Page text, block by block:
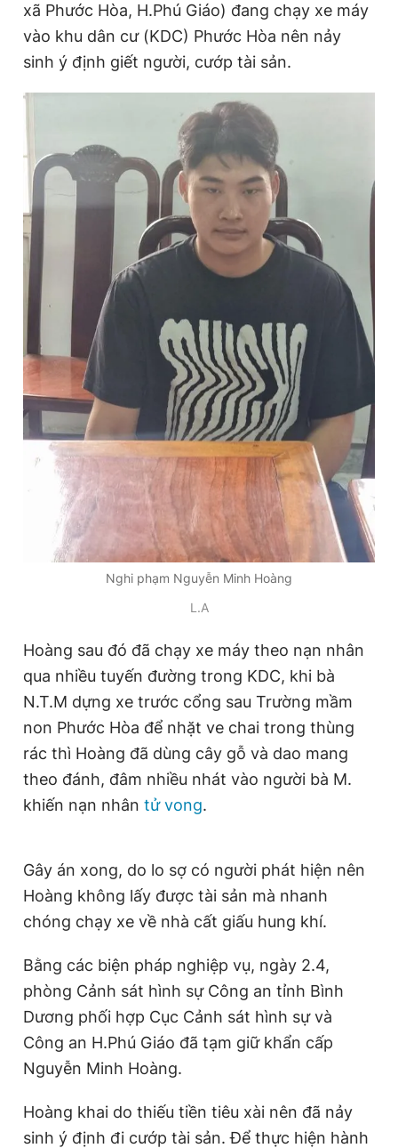
0906 645 777
Liên hệ quảng cáo
0908 780 404
Quảng cáo RSS Tòa soạn Chính sách bảo
Tổng biên tập: Nguyễn Ngọc Toàn
Phó tổng biên tập thường trực: Hải Thành
Phó tổng biên tập: Lâm Hiếu Dũng
Phó tổng biên tập: Trần Việt Hưng
Tổng thư ký tòa soạn: Đức Trung
Giấy phép xuất bản số 110/GP - BTTTT cấp ngày 24.3.2020
© 2003-2026 Bản quyền thuộc về Báo Thanh Niên. Cấm sao
chép dưới mọi hình thức nếu không có sự chấp thuận bằng văn
bản. Phát triển bởi ePi Technologies, JSC.
xã Phước Hòa, H.Phú Giáo) đang chạy xe máy
vào khu dân cư (KDC) Phước Hòa nên nảy
sinh ý định giết người, cướp tài sản.
Nghi phạm Nguyễn Minh Hoàng
L.A
Hoàng sau đó đã chạy xe máy theo nạn nhân
qua nhiều tuyến đường trong KDC, khi bà
N.T.M dựng xe trước cổng sau Trường mầm
non Phước Hòa để nhặt ve chai trong thùng
rác thì Hoàng đã dùng cây gỗ và dao mang
theo đánh, đâm nhiều nhát vào người bà M.
khiến nạn nhân tử vong.
Gây án xong, do lo sợ có người phát hiện nên
Hoàng không lấy được tài sản mà nhanh
chóng chạy xe về nhà cất giấu hung khí.
Bằng các biện pháp nghiệp vụ, ngày 2.4,
phòng Cảnh sát hình sự Công an tỉnh Bình
Dương phối hợp Cục Cảnh sát hình sự và
Công an H.Phú Giáo đã tạm giữ khẩn cấp
Nguyễn Minh Hoàng.
Hoàng khai do thiếu tiền tiêu xài nên đã nảy
sinh ý định đi cướp tài sản. Để thực hiện hành